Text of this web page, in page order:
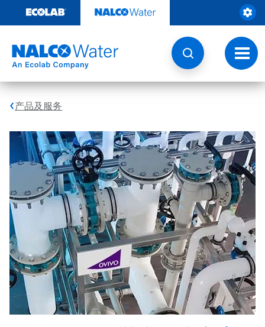
至
切
换
导
航
产品及服务